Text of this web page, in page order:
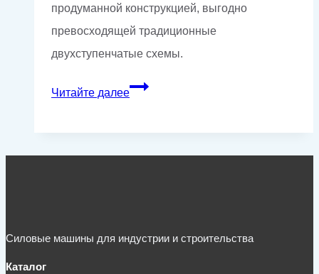
продуманной конструкцией, выгодно
превосходящей традиционные
двухступенчатые схемы.
Читайте далееПроизводство
поставка
высоконапорного
кВт
Силовые машины для индустрии и строительства
Каталог